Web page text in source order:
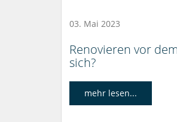
03. Mai 2023
Renovieren vor
sich?
mehr lesen...